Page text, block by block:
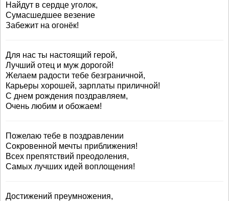
Найдут в сердце уголок,
Сумасшедшее везение
Забежит на огонёк!
Для нас ты настоящий герой,
Лучший отец и муж дорогой!
Желаем радости тебе безграничной,
Карьеры хорошей, зарплаты приличной!
С днем рождения поздравляем,
Очень любим и обожаем!
Пожелаю тебе в поздравлении
Сокровенной мечты приближения!
Всех препятствий преодоления,
Самых лучших идей воплощения!
Достижений преумножения,